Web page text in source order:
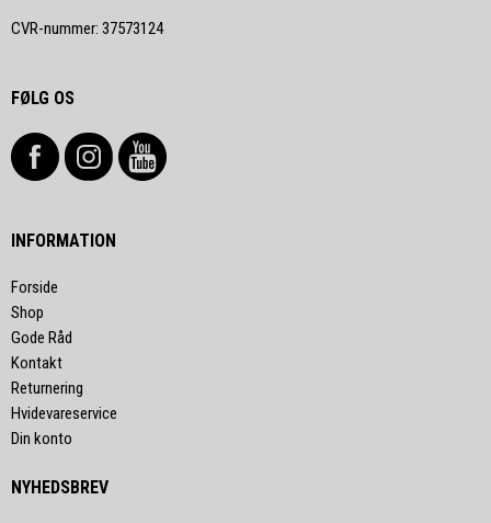
CVR-nummer: 37573124
FØLG OS
INFORMATION
Forside
Shop
Gode Råd
Kontakt
Returnering
Hvidevareservice
Din konto
NYHEDSBREV